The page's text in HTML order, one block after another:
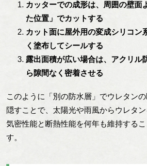
カッターでの成形は、周囲の壁面
た位置」でカットする
カット面に屋外用の変成シリコン
く塗布してシールする
露出面積が広い場合は、アクリル
ら隙間なく密着させる
このように「別の防水層」でウレタン
隠すことで、太陽光や雨風からウレタ
気密性能と断熱性能を何年も維持する
す。